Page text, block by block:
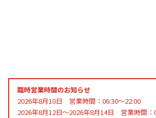
臨時営業時間のお知らせ
2026年8月10日 営業時間：06:30～22:00
2026年8月12日～2026年8月14日 営業時間：